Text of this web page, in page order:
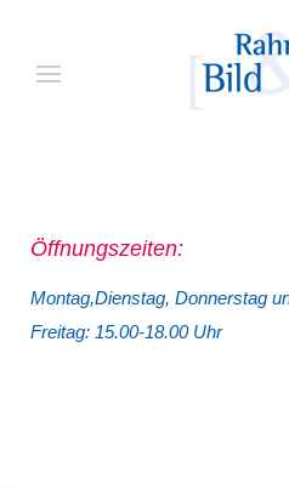
Öffnungszeiten:
Montag,Dienstag, Donnerstag
Freitag: 15.00-18.00 Uhr